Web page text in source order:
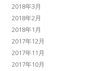
2018年3月
2018年2月
2018年1月
2017年12月
2017年11月
2017年10月